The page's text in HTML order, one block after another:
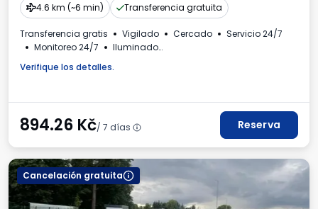
4.6 km (~6 min)
Transferencia gratuita
Transferencia gratis Vigilado Cercado
Servicio 24/7
Monitoreo 24/7
Iluminado
Para los turismos
Verifique los detalles.
894.26 Kč/ 7 días Reserva
Cancelación gratuita